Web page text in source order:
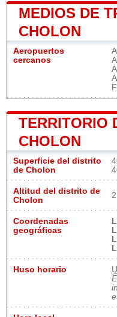
MEDIOS DE
CHOLON
Aeropuertos
cercanos
TERRITORIO
CHOLON
Superficie del distrito
de Cholon
Altitud del distrito de
Cholon
Coordenadas
geográficas
Huso horario